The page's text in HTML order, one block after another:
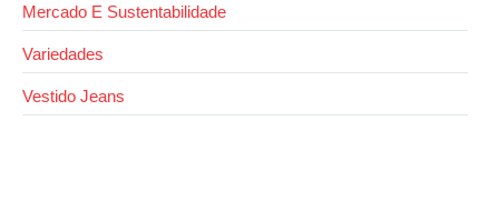
Mercado E Sustentabilidade
Variedades
Vestido Jeans